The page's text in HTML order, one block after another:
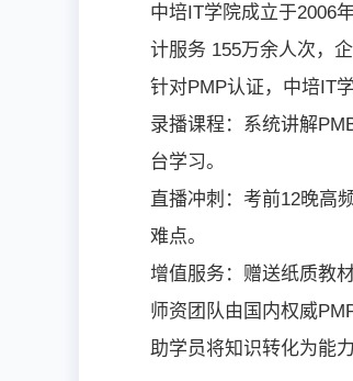
中培IT学院成立于2006
计服务 155万余人次，
针对PMP认证，中培IT
录播课程：系统讲解
台学习。
直播冲刺：考前12晚高
难点。
增值服务：赠送纸质教
师资团队由国内权威
助学员将知识转化为能力